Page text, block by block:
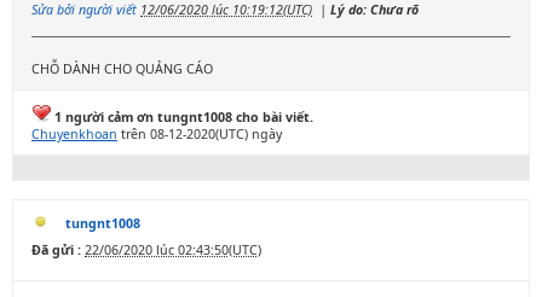
Sửa bởi người viết 12/06/2020 lúc 10:19:12(UTC) | Lý do: Chưa rõ
CHỖ DÀNH CHO QUẢNG CÁO
1 người cảm ơn tungnt1008 cho bài viết.
Chuyenkhoan trên 08-12-2020(UTC) ngày
tungnt1008
Đã gửi : 22/06/2020 lúc 02:43:50(UTC)